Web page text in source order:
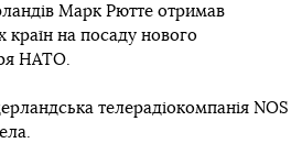
Марк Рютте отримав
країн на посаду нового
НАТО.
телерадіокомпанія NOS